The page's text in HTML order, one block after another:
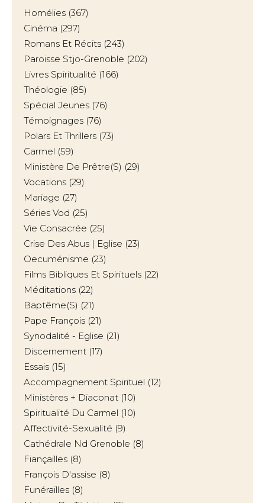
Homélies (367)
Cinéma (297)
Romans Et Récits (243)
Paroisse Stjo-Grenoble (202)
Livres Spiritualité (166)
Théologie (85)
Spécial Jeunes (76)
Témoignages (76)
Polars Et Thrillers (73)
Carmel (59)
Ministère De Prêtre(s) (29)
Vocations (29)
Mariage (27)
Séries Vod (25)
Vie Consacrée (25)
Crise Des Abus | Eglise (23)
Oecuménisme (23)
Films Bibliques Et Spirituels (22)
Méditations (22)
Baptême(s) (21)
Pape François (21)
Synodalité - Eglise (21)
Discernement (17)
Essais (15)
Accompagnement Spirituel (12)
Ministères + Diaconat (10)
Spiritualité Du Carmel (10)
Affectivité-Sexualité (9)
Cathédrale Nd Grenoble (8)
Fiançailles (8)
François D'assise (8)
Funérailles (8)